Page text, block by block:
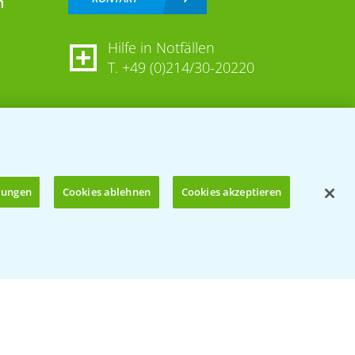
Hilfe in Notfällen
T. +49 (0)214/30-20220
Cookies ablehnen Cookies akzeptieren